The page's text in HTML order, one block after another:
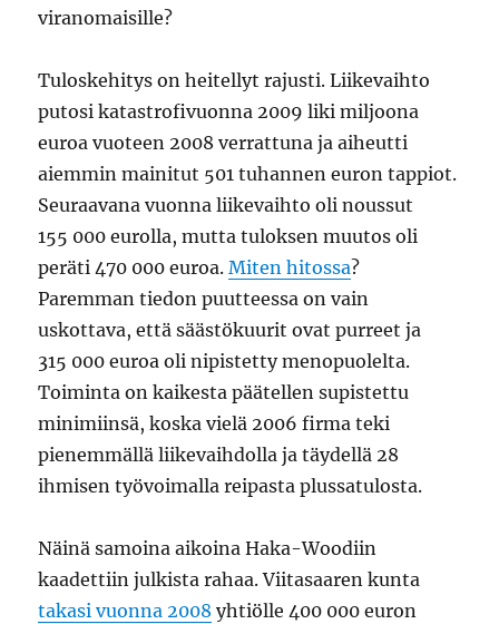
viranomaisille?
Tuloskehitys on heitellyt rajusti. Liikevaihto
putosi katastrofivuonna 2009 liki miljoona
euroa vuoteen 2008 verrattuna ja aiheutti
aiemmin mainitut 501 tuhannen euron tappiot.
Seuraavana vuonna liikevaihto oli noussut
155 000 eurolla, mutta tuloksen muutos oli
peräti 470 000 euroa.Miten hitossa?
Paremman tiedon puutteessa on vain
uskottava, että säästökuurit ovat purreet ja
315 000 euroa oli nipistetty menopuolelta.
Toiminta on kaikesta päätellen supistettu
minimiinsä, koska vielä 2006 firma teki
pienemmällä liikevaihdolla ja täydellä 28
ihmisen työvoimalla reipasta plussatulosta.
Näinä samoina aikoina Haka-Woodiin
kaadettiin julkista rahaa. Viitasaaren kunta
takasi vuonna 2008 yhtiölle 400 000 euron